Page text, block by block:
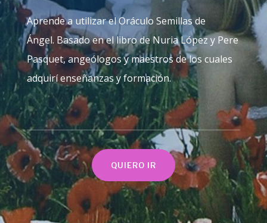
Aprende a utilizar el Oráculo Semillas de
Ángel. Basado en el libro de Nuria López y Pere
Pasquet, angeólogos y maestros de los cuales
adquirí enseñanzas y formación.
QUIERO IR